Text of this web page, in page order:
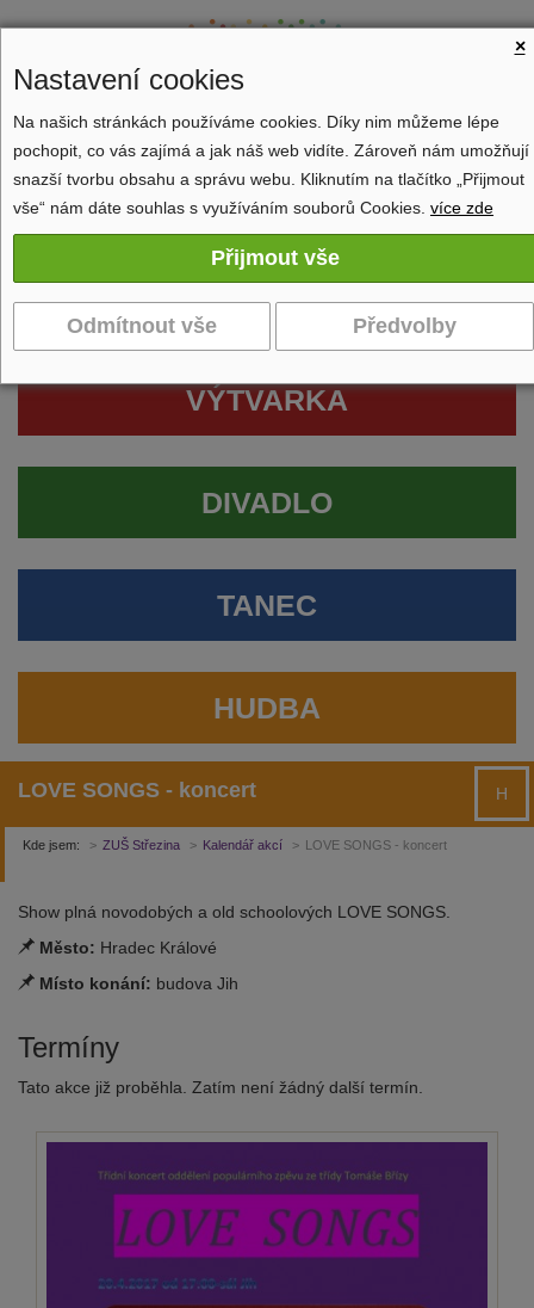
Zobrazit navigaci
VÝTVARKA
DIVADLO
TANEC
HUDBA
LOVE SONGS - koncert H
Kde jsem: ZUŠ Střezina Kalendář akcí LOVE SONGS - koncert
Show plná novodobých a old schoolových LOVE SONGS.
Město: Hradec Králové
Místo konání: budova Jih
Termíny
Tato akce již proběhla. Zatím není žádný další termín.
×
Nastavení cookies
Na našich stránkách používáme cookies. Díky nim můžeme lépe
pochopit, co vás zajímá a jak náš web vidíte. Zároveň nám umožňují
snazší tvorbu obsahu a správu webu. Kliknutím na tlačítko „Přijmout
vše“ nám dáte souhlas s využíváním souborů Cookies. více zde